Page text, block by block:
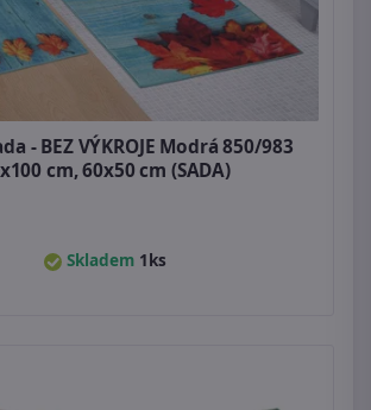
- BEZ VÝKROJE Modrá 850/983
cm, 60x50 cm (SADA)
Skladem 1ks